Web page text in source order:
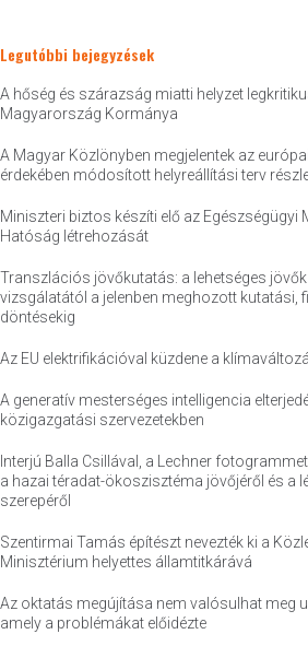
Legutóbbi bejegyzések
A hőség és szárazság miatti helyzet
Magyarország Kormánya
A Magyar Közlönyben megjelentek az
érdekében módosított helyreállítási terv
Miniszteri biztos készíti elő az Egészségügyi
Hatóság létrehozását
Transzlációs jövőkutatás: a lehetséges
vizsgálatától a jelenben meghozott kutatási,
döntésekig
Az EU elektrifikációval küzdene a
A generatív mesterséges intelligencia
közigazgatási szervezetekben
Interjú Balla Csillával, a Lechner
a hazai téradat-ökoszisztéma jövőjéről és a
szerepéről
Szentirmai Tamás építészt nevezték ki a
Minisztérium helyettes államtitkárává
Az oktatás megújítása nem valósulhat meg
amely a problémákat előidézte